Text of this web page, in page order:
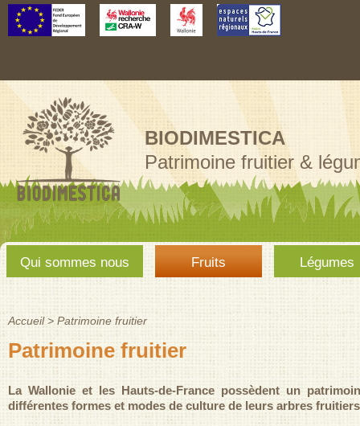
Aller au
contenu
BIODIMESTICA
Patrimoine fruitier &
Menu
principal
Qui sommes nous Fruits Légumes
Vous êtes ici
Accueil > Patrimoine fruitier
Patrimoine fruitier
La Wallonie et les Hauts-de-France possèdent un
différentes formes et modes de culture de leurs arbres